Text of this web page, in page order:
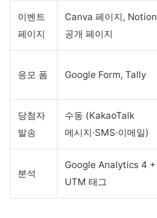
이벤트
페이지
Canva 페이지, Notion
공개 페이지
응모 폼 Google Form, Tally
당첨자
발송
수동 (KakaoTalk
메시지·SMS·이메일)
분석
Google Analytics 4 +
UTM 태그